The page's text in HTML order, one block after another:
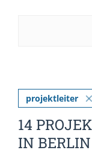
projektleiter
14
IN BERLIN